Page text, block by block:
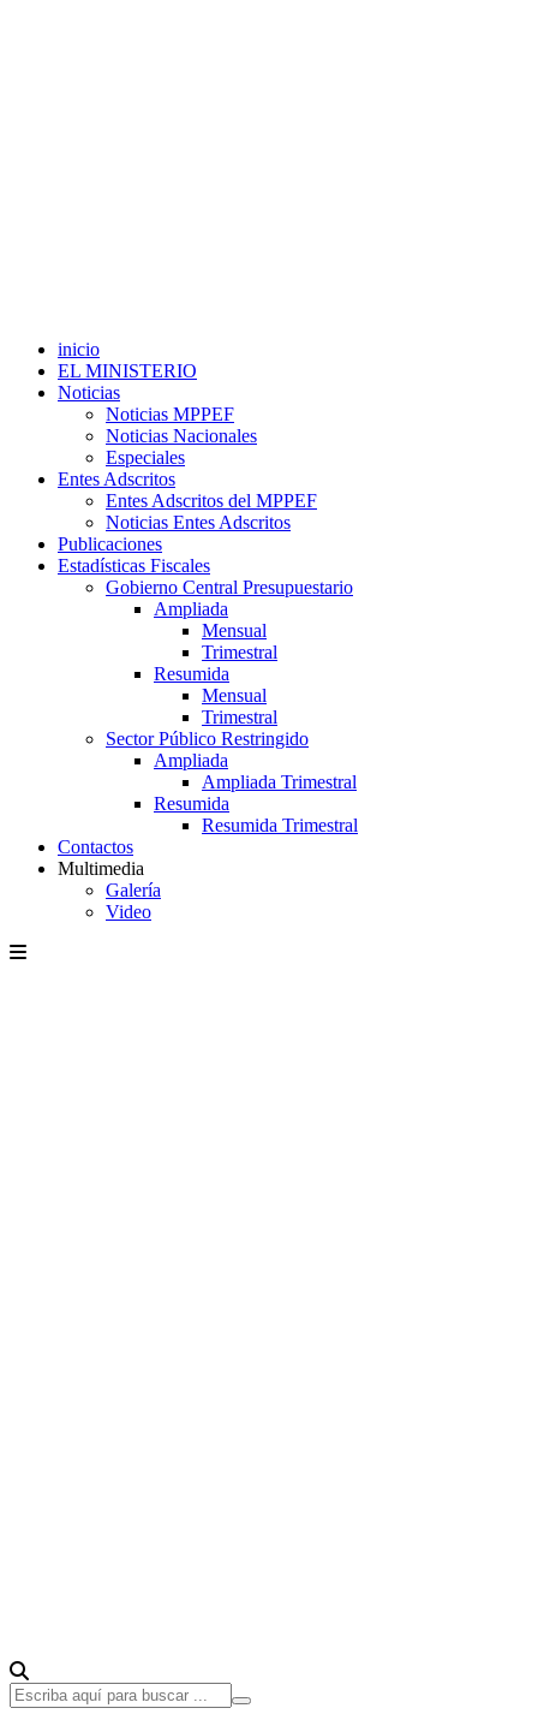
inicio
EL MINISTERIO
Noticias
Noticias MPPEF
Noticias Nacionales
Especiales
Entes Adscritos
Entes Adscritos del MPPEF
Noticias Entes Adscritos
Publicaciones
Estadísticas Fiscales
Gobierno Central Presupuestario
Ampliada
Mensual
Trimestral
Resumida
Mensual
Trimestral
Sector Público Restringido
Ampliada
Ampliada Trimestral
Resumida
Resumida Trimestral
Contactos
Multimedia
Galería
Video